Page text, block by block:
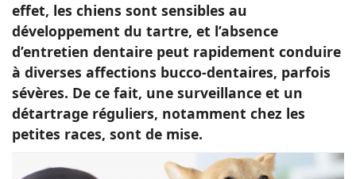
effet, les chiens sont sensibles au
développement du tartre, et l’absence
d’entretien dentaire peut rapidement conduire
à diverses affections bucco-dentaires, parfois
sévères. De ce fait, une surveillance et un
détartrage réguliers, notamment chez les
petites races, sont de mise.